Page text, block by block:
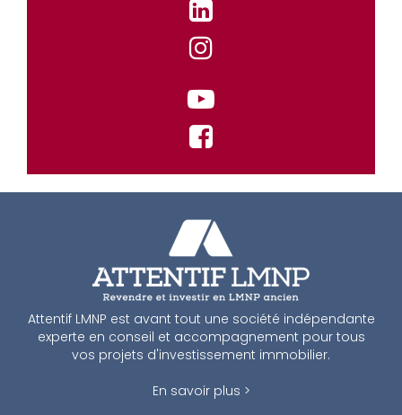
Attentif LMNP est avant tout une société indépendante
experte en conseil et accompagnement pour tous
vos projets d'investissement immobilier.
En savoir plus >